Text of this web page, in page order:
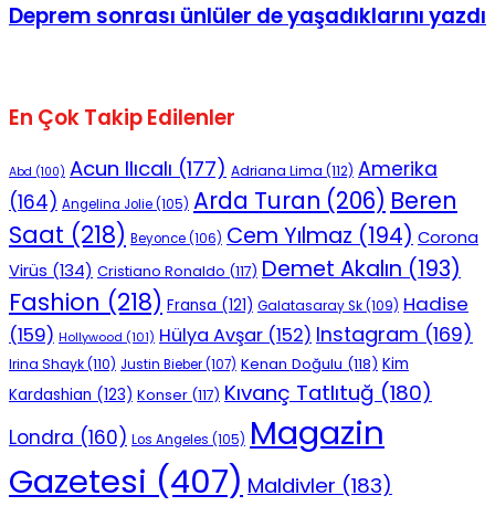
Deprem sonrası ünlüler de yaşadıklarını yazdı
En Çok Takip Edilenler
Abd (100) Acun Ilıcalı (177) Adriana Lima (112) Amerika
(164) Angelina Jolie(105) Arda Turan (206) Beren
Saat (218) Beyonce(106) Cem Yılmaz (194) Corona
Virüs (134) Cristiano Ronaldo (117) Demet Akalın (193)
Fashion (218) Fransa (121) Galatasaray Sk(109) Hadise
(159) Hollywood (101) Hülya Avşar (152) Instagram (169)
Irina Shayk(110) Justin Bieber(107) Kenan Doğulu (118) Kim
Kardashian (123) Konser (117) Kıvanç Tatlıtuğ(180)
Londra (160) Los Angeles (105) Magazin
Gazetesi (407) Maldivler(183)